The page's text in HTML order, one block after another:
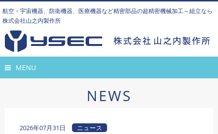
航空・宇宙機器、防衛機器、医療機器など精密部品の超精密機械加工～組立なら
株式会社山之内製作所
MENU
NEWS
2026年07月31日
ニュース